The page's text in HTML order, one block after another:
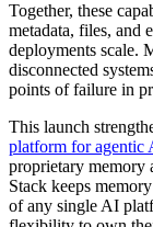
records, tool
runtime state.
mem9 offers
retain
locking
runs on TiDB
drive9
agent-
and reason
continuity